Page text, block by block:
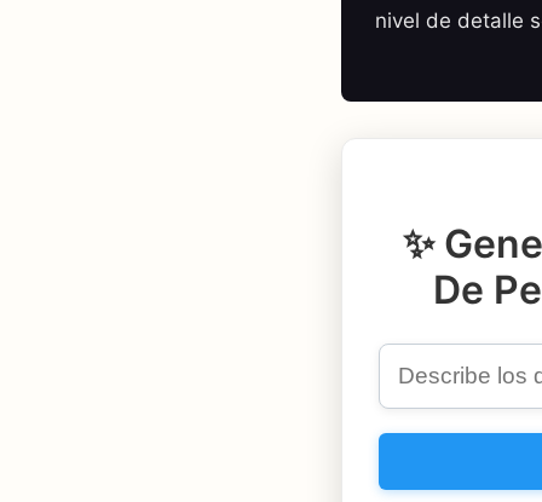
nivel de detalle
✨
De